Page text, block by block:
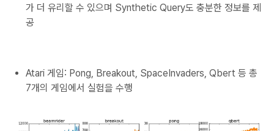
가 더 유리할 수 있으며 Synthetic Query도 충분한 정보를 제
공
Atari 게임: Pong, Breakout, SpaceInvaders, Qbert 등 총
7개의 게임에서 실험을 수행